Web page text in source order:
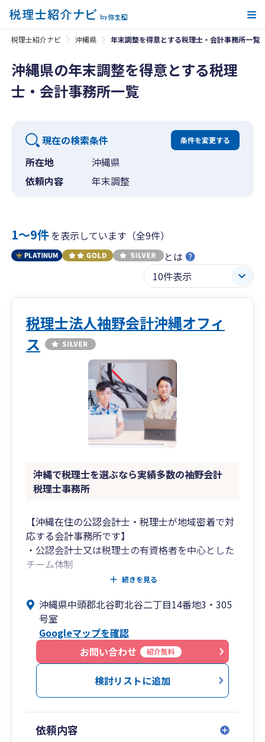
税理士紹介ナビ 沖縄県 年末調整を得意とする税理士・会計事務所一覧
沖縄県の年末調整を得意とする税理
士・会計事務所一覧
現在の検索条件 条件を変更する
所在地
沖縄県
依頼内容
年末調整
1〜9件を表示しています（全9件）
とは
税理士法人袖野会計沖縄オフィ
ス
沖縄で税理士を選ぶなら実績多数の袖野会計
税理士事務所
【沖縄在住の公認会計士・税理士が地域密着で対
応する会計事務所です】
・公認会計士又は税理士の有資格者を中心とした
チーム体制
沖縄在住の大手コンサルファーム出身の公認会計
たします。
・明朗会計
顧問料の相場は、 中小企業では3万円／月が一般
的となっています。税理士法人袖野会計は成果に
見合った報酬体系をご提示させて頂きます。
またご要望があれば土日祝日応対可能です
続きを見る
沖縄県中頭郡北谷町北谷二丁目14番地3・305
号室
Googleマップを確認
お問い合わせ
紹介無料
検討リストに追加
依頼内容